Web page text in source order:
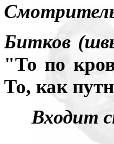
Битков
"То по
То, как
Входит